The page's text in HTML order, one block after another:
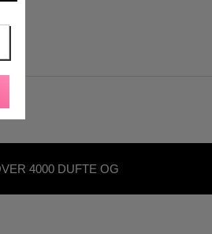
4000 DUFTE OG